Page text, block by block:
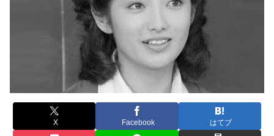
X Facebook はてブ